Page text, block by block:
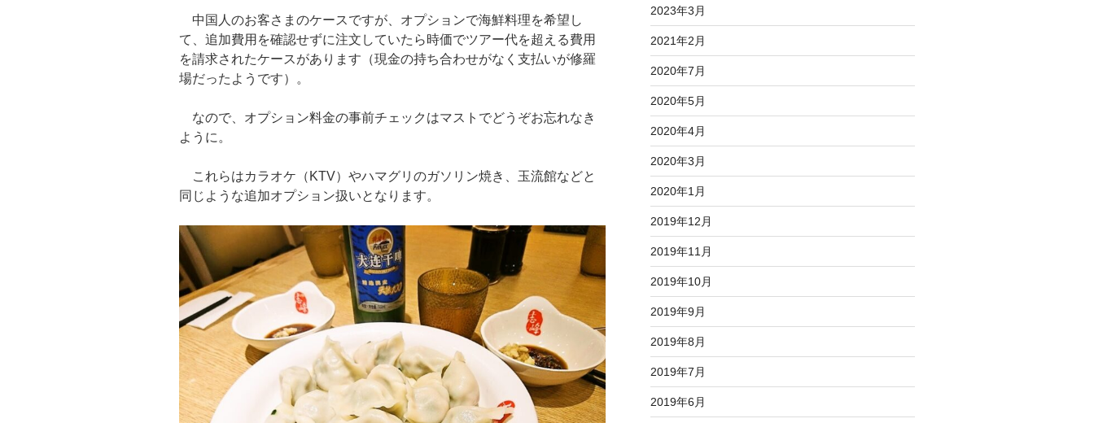
中国人のお客さまのケースですが、オプションで海鮮料理を希望し
て、追加費用を確認せずに注文していたら時価でツアー代を超える費用
を請求されたケースがあります（現金の持ち合わせがなく支払いが修羅
場だったようです）。
なので、オプション料金の事前チェックはマストでどうぞお忘れなき
ように。
これらはカラオケ（KTV）やハマグリのガソリン焼き、玉流館などと
同じような追加オプション扱いとなります。
2023年3月
2021年2月
2020年7月
2020年5月
2020年4月
2020年3月
2020年1月
2019年12月
2019年11月
2019年10月
2019年9月
2019年8月
2019年7月
2019年6月